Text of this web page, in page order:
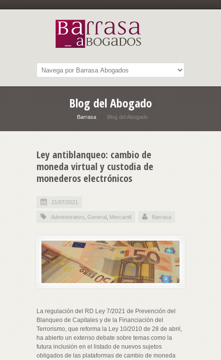
Blog del Abogado
Barrasa Blog del Abogado
Ley antiblanqueo: cambio de
moneda virtual y custodia de
monederos electrónicos
21/07/2021
Administrativo General Mercantil Barrasa
La regulación del RD Ley 7/2021 de Prevención del
Blanqueo de Capitales y de la Financiación del
Terrorismo, que reforma la Ley 10/2010 de 28 de abril,
ha abierto un extenso debate sobre temas como la
futura inclusión en el listado de nuevos sujetos
obligados de las plataformas de cambio de moneda